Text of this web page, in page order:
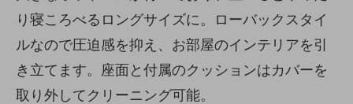
り寝ころべるロングサイズに。ローバックスタイ
ルなので圧迫感を抑え、お部屋のインテリアを引
き立てます。座面と付属のクッションはカバーを
取り外してクリーニング可能。